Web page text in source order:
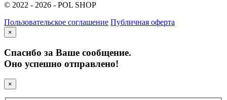
© 2022 - 2026 - POL SHOP
Пользовательское соглашение Публичная оферта
×
Спасибо за Ваше сообщение.
Оно успешно отправлено!
×